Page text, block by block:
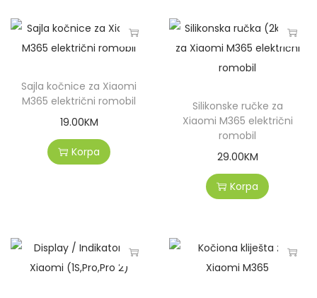
Sajla kočnice za Xiaomi
M365 električni romobil
19.00KM
Korpa
Silikonske ručke za
Xiaomi M365 električni
romobil
29.00KM
Korpa